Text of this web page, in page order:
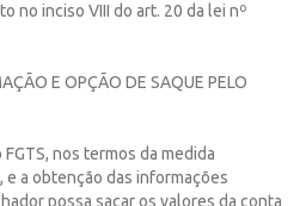
no inciso VIII do art. 20 da lei nº
E OPÇÃO DE SAQUE PELO
nos termos da medida
a obtenção das informações
possa sacar os valores da conta